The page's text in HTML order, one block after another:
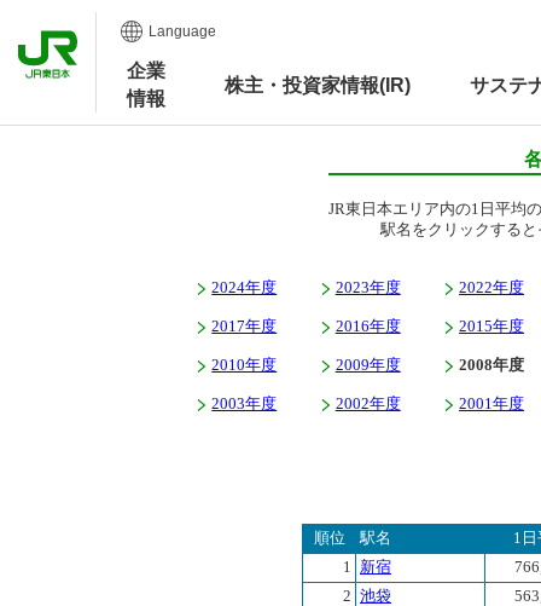
Language
企業
情報
株主・投資家情報(IR) サステ
JR東日本エリア内の1日平均
駅名をクリックする
2024年度 2023年度 2022年度
2017年度 2016年度 2015年度
2010年度 2009年度 2008年度
2003年度 2002年度 2001年度
順位 駅名
1日
1
新宿
2 池袋